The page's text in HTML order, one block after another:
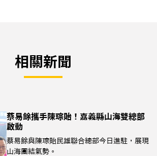
相關新聞
蔡易餘攜手陳琮貽！嘉義縣山海雙總部
啟動
蔡易餘與陳琮貽民雄聯合總部今日進駐，展現
山海團結氣勢。